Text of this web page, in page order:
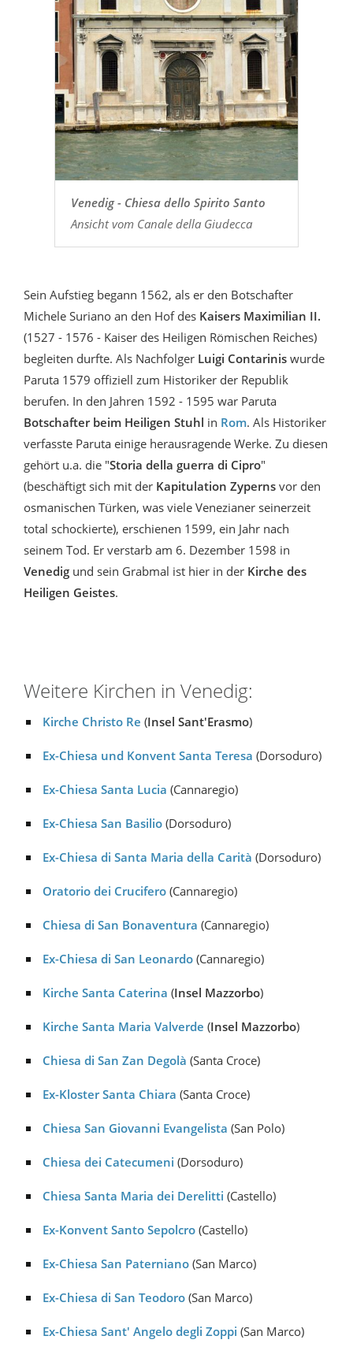
Venedig - Chiesa dello Spirito Santo
Ansicht vom Canale della Giudecca
Sein Aufstieg begann 1562, als er den Botschafter
Michele Suriano an den Hof des Kaisers Maximilian II.
(1527 - 1576 - Kaiser des Heiligen Römischen Reiches)
begleiten durfte. Als Nachfolger Luigi Contarinis wurde
Paruta 1579 offiziell zum Historiker der Republik
berufen. In den Jahren 1592 - 1595 war Paruta
Botschafter beim Heiligen Stuhl in Rom. Als Historiker
verfasste Paruta einige herausragende Werke. Zu diesen
gehört u.a. die "Storia della guerra di Cipro"
(beschäftigt sich mit der Kapitulation Zyperns vor den
osmanischen Türken, was viele Venezianer seinerzeit
total schockierte), erschienen 1599, ein Jahr nach
seinem Tod. Er verstarb am 6. Dezember 1598 in
Venedig und sein Grabmal ist hier in der Kirche des
Heiligen Geistes.
Weitere Kirchen in Venedig:
Kirche Christo Re (Insel Sant'Erasmo)
Ex-Chiesa und Konvent Santa Teresa (Dorsoduro)
Ex-Chiesa Santa Lucia (Cannaregio)
Ex-Chiesa San Basilio (Dorsoduro)
Ex-Chiesa di Santa Maria della Carità (Dorsoduro)
Oratorio dei Crucifero (Cannaregio)
Chiesa di San Bonaventura (Cannaregio)
Ex-Chiesa di San Leonardo (Cannaregio)
Kirche Santa Caterina (Insel Mazzorbo)
Kirche Santa Maria Valverde (Insel Mazzorbo)
Chiesa di San Zan Degolà (Santa Croce)
Ex-Kloster Santa Chiara (Santa Croce)
Chiesa San Giovanni Evangelista (San Polo)
Chiesa dei Catecumeni (Dorsoduro)
Chiesa Santa Maria dei Derelitti (Castello)
Ex-Konvent Santo Sepolcro (Castello)
Ex-Chiesa San Paterniano (San Marco)
Ex-Chiesa di San Teodoro (San Marco)
Ex-Chiesa Sant' Angelo degli Zoppi (San Marco)